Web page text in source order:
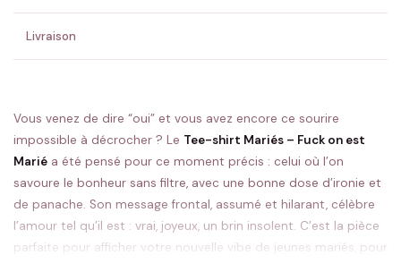
Livraison
Vous venez de dire “oui” et vous avez encore ce sourire
impossible à décrocher ? Le Tee-shirt Mariés – Fuck on est
Marié a été pensé pour ce moment précis : celui où l’on
savoure le bonheur sans filtre, avec une bonne dose d’ironie et
de panache. Son message frontal, assumé et hilarant, célèbre
l’amour tel qu’il est : vrai, joyeux, un brin insolent. C’est la pièce
parfaite pour afficher votre nouvelle vibe de jeunes mariés, pour